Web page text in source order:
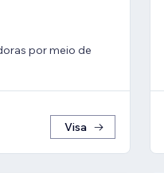
por meio de
Visa